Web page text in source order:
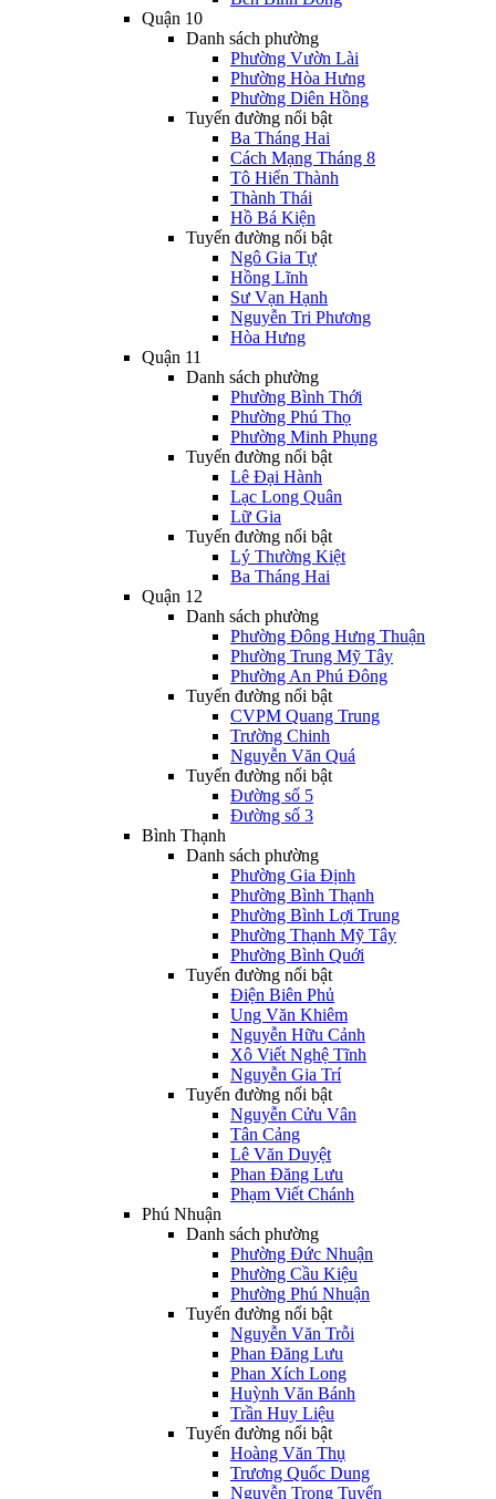
Quận 10
Danh sách phường
Phường Vườn Lài
Phường Hòa Hưng
Phường Diên Hồng
Tuyến đường nổi bật
Ba Tháng Hai
Cách Mạng Tháng 8
Tô Hiến Thành
Thành Thái
Hồ Bá Kiện
Tuyến đường nổi bật
Ngô Gia Tự
Hồng Lĩnh
Sư Vạn Hạnh
Nguyễn Tri Phương
Hòa Hưng
Quận 11
Danh sách phường
Phường Bình Thới
Phường Phú Thọ
Phường Minh Phụng
Tuyến đường nổi bật
Lê Đại Hành
Lạc Long Quân
Lữ Gia
Tuyến đường nổi bật
Lý Thường Kiệt
Ba Tháng Hai
Quận 12
Danh sách phường
Phường Đông Hưng Thuận
Phường Trung Mỹ Tây
Phường An Phú Đông
Tuyến đường nổi bật
CVPM Quang Trung
Trường Chinh
Nguyễn Văn Quá
Tuyến đường nổi bật
Đường số 5
Đường số 3
Bình Thạnh
Danh sách phường
Phường Gia Định
Phường Bình Thạnh
Phường Bình Lợi Trung
Phường Thạnh Mỹ Tây
Phường Bình Quới
Tuyến đường nổi bật
Điện Biên Phủ
Ung Văn Khiêm
Nguyễn Hữu Cảnh
Xô Viết Nghệ Tĩnh
Nguyễn Gia Trí
Tuyến đường nổi bật
Nguyễn Cửu Vân
Tân Cảng
Lê Văn Duyệt
Phan Đăng Lưu
Phạm Viết Chánh
Phú Nhuận
Danh sách phường
Phường Đức Nhuận
Phường Cầu Kiệu
Phường Phú Nhuận
Tuyến đường nổi bật
Nguyễn Văn Trỗi
Phan Đăng Lưu
Phan Xích Long
Huỳnh Văn Bánh
Trần Huy Liệu
Tuyến đường nổi bật
Hoàng Văn Thụ
Trương Quốc Dung
Nguyễn Trọng Tuyển